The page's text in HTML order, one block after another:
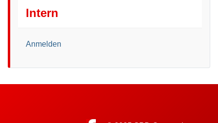
Intern
Anmelden